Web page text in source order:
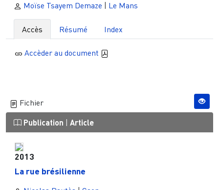
Moïse Tsayem Demaze Le Mans
Accès Résumé Index
Accèder au document
Fichier
Publication Article
2013
La rue brésilienne